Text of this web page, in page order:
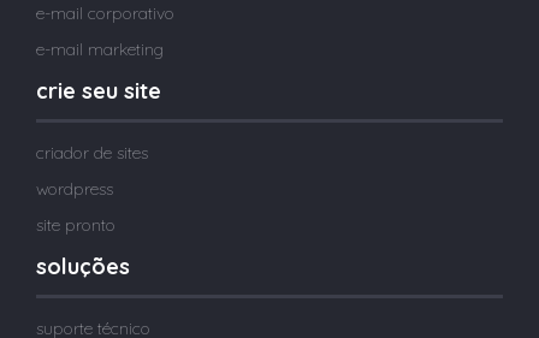
e-mail corporativo
e-mail marketing
crie seu site
criador de sites
wordpress
site pronto
soluções
suporte técnico